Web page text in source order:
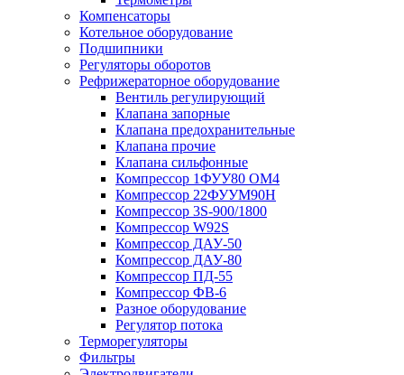
Компенсаторы
Котельное оборудование
Подшипники
Регуляторы оборотов
Рефрижераторное оборудование
Вентиль регулирующий
Клапана запорные
Клапана предохранительные
Клапана прочие
Клапана сильфонные
Компрессор 1ФУУ80 ОМ4
Компрессор 22ФУУМ90Н
Компрессор 3S-900/1800
Компрессор W92S
Компрессор ДАУ-50
Компрессор ДАУ-80
Компрессор ПД-55
Компрессор ФВ-6
Разное оборудование
Регулятор потока
Терморегуляторы
Фильтры